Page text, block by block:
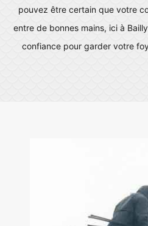
pouvez être certain que votre
entre de bonnes mains, ici à
confiance pour garder votre